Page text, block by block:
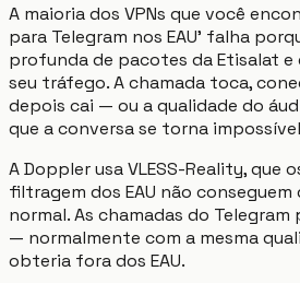
A maioria dos VPNs que você
para Telegram nos EAU' falha
profunda de pacotes da Etisalat
seu tráfego. A chamada toca,
depois cai — ou a qualidade do
que a conversa se torna
A Doppler usa VLESS-Reality, que
filtragem dos EAU não
normal. As chamadas do
— normalmente com a mesma
obteria fora dos EAU.